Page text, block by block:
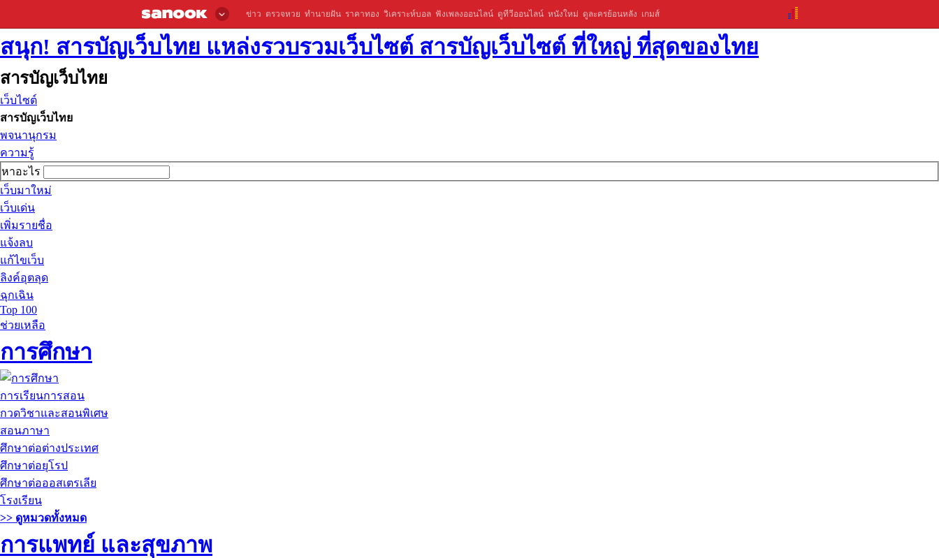
ข่าว ตรวจหวย ทำนายฝัน ราคาทอง วิเคราะห์บอล ฟังเพลงออนไลน์ ดูทีวีออนไลน์ หนังใหม่ ดูละครย้อนหลัง เกมส์
สนุก! สารบัญเว็บไทย แหล่งรวบรวมเว็บไซต์ สารบัญเว็บไซต์ ที่ใหญ่ ที่สุดของไทย
สารบัญเว็บไทย
เว็บไซต์
สารบัญเว็บไทย
พจนานุกรม
ความรู้
หาอะไร
เว็บมาใหม่
เว็บเด่น
เพิ่มรายชื่อ
แจ้งลบ
แก้ไขเว็บ
ลิงค์อุตลุด
ฉุกเฉิน
Top 100
ช่วยเหลือ
การศึกษา
การเรียนการสอน
กวดวิชาและสอนพิเศษ
สอนภาษา
ศึกษาต่อต่างประเทศ
ศึกษาต่อยุโรป
ศึกษาต่อออสเตรเลีย
โรงเรียน
>> ดูหมวดทั้งหมด
การแพทย์ และสุขภาพ